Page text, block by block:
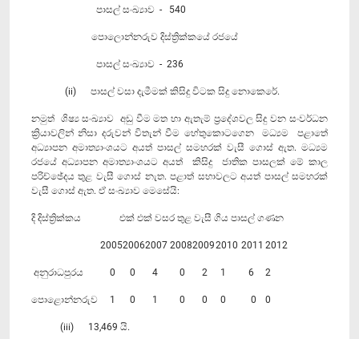
පාසල් සංඛ්‍යාව - 540
පොලොන්නරුව දිස්ත්‍රික්කයේ රජයේ
පාසල් සංඛ්‍යාව - 236
(ii) පාසල් වසා දැමීමක් කිසිදු විටක සිදු නොකෙරේ.
නමුත් ශිෂ්‍ය සංඛ්‍යාව අඩු වීම මත හා ඇතැම් ප්‍ර‍දේශවල සිදු වන සංවර්ධන
ක්‍රියාවලින් නිසා දරුවන් විතැන් වීම හේතුකොටගෙන මධ්‍යම පළාතේ
අධ්‍යාපන අමාත්‍යාංශයට අයත් පාසල් සමහරක් වැසී ගොස් ඇත. මධ්‍යම
රජයේ අධ්‍යාපන අමාත්‍යාංශයට අයත් කිසිදු ජාතික පාසලක් මේ කාල
පරිච්ඡේදය තුළ වැසී ගොස් නැත. පළාත් සභාවලට අයත් පාසල් සමහරක්
වැසී ගොස් ඇත. ඒ සංඛ්‍යාව මෙසේයි:
දි දිස්ත්‍රික්කය එක් එක් වසර තුළ වැසී ගිය පාසල් ගණන
200520062007 200820092010 2011 2012
අනුරාධපුරය 0 0 4 0 2 1 6 2
පොළොන්නරුව 1 0 1 0 0 0 0 0
(iii) 13,469 යි.